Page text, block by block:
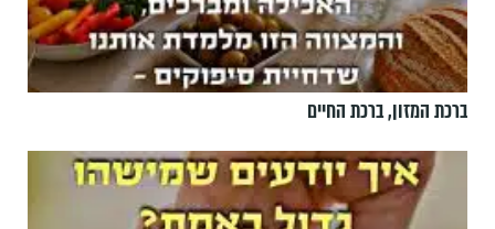
ברכת המזון, ברכת החיים